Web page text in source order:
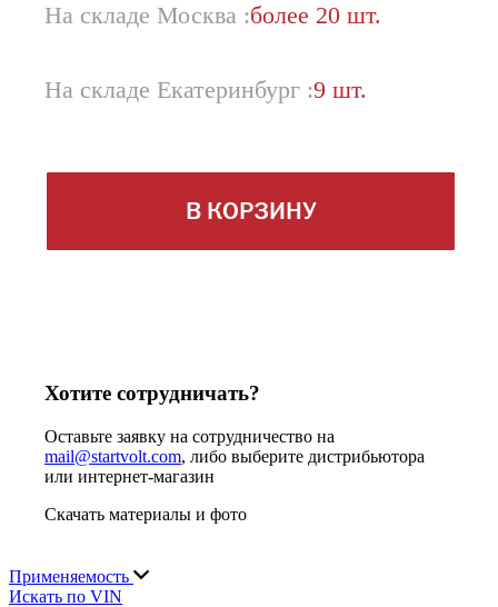
На складе Москва :более 20 шт.
На складе Екатеринбург :9 шт.
В КОРЗИНУ
Хотите сотрудничать?
Оставьте заявку на сотрудничество на
mail@startvolt.com, либо выберите дистрибьютора
или интернет-магазин
Скачать материалы и фото
Применяемость
Искать по VIN